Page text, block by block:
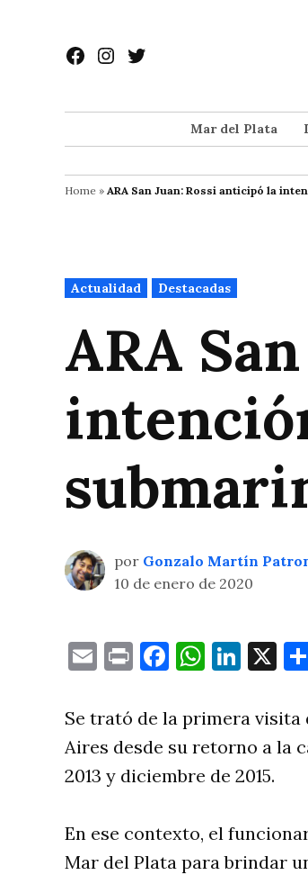
contenido
Facebook
Instagram
Twitter
Mar del Plata
Home » ARA San Juan: Rossi anticipó la
Publicado
en
Actualidad Destacadas
ARA
por Gonzalo Martín
10 de enero de 2020
EmailPrintFacebook
X
Se trató de la primera
Aires desde su retorno a la
2013 y diciembre de 2015.
En ese contexto, el
Mar del Plata para brindar